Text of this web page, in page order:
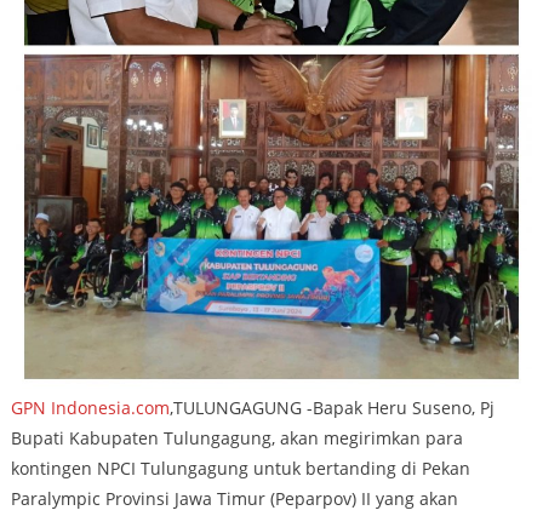
GPN Indonesia.com,TULUNGAGUNG -Bapak Heru Suseno, Pj
Bupati Kabupaten Tulungagung, akan megirimkan para
kontingen NPCI Tulungagung untuk bertanding di Pekan
Paralympic Provinsi Jawa Timur (Peparpov) II yang akan